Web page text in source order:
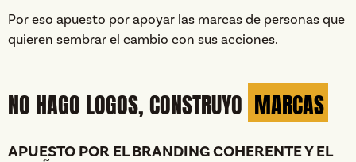
Por eso apuesto por apoyar las marcas de personas que
quieren sembrar el cambio con sus acciones.
NO HAGO LOGOS, CONSTRUYO MARCAS
APUESTO POR EL BRANDING COHERENTE Y EL